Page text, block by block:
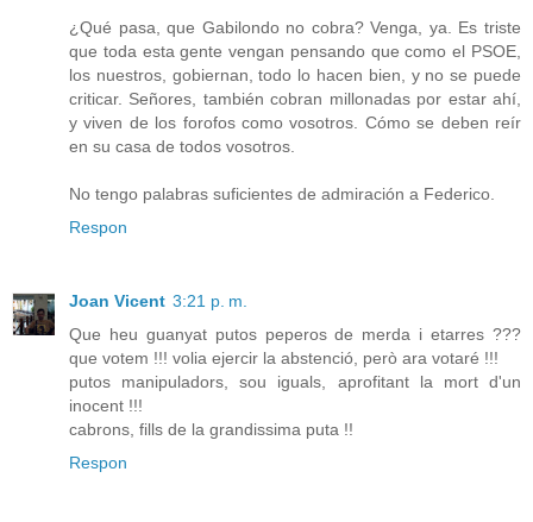
¿Qué pasa, que Gabilondo no cobra? Venga, ya. Es triste
que toda esta gente vengan pensando que como el PSOE,
los nuestros, gobiernan, todo lo hacen bien, y no se puede
criticar. Señores, también cobran millonadas por estar ahí,
y viven de los forofos como vosotros. Cómo se deben reír
en su casa de todos vosotros.
No tengo palabras suficientes de admiración a Federico.
Respon
Joan Vicent 3:21 p. m.
Que heu guanyat putos peperos de merda i etarres ???
que votem !!! volia ejercir la abstenció, però ara votaré !!!
putos manipuladors, sou iguals, aprofitant la mort d'un
inocent !!!
cabrons, fills de la grandissima puta !!
Respon